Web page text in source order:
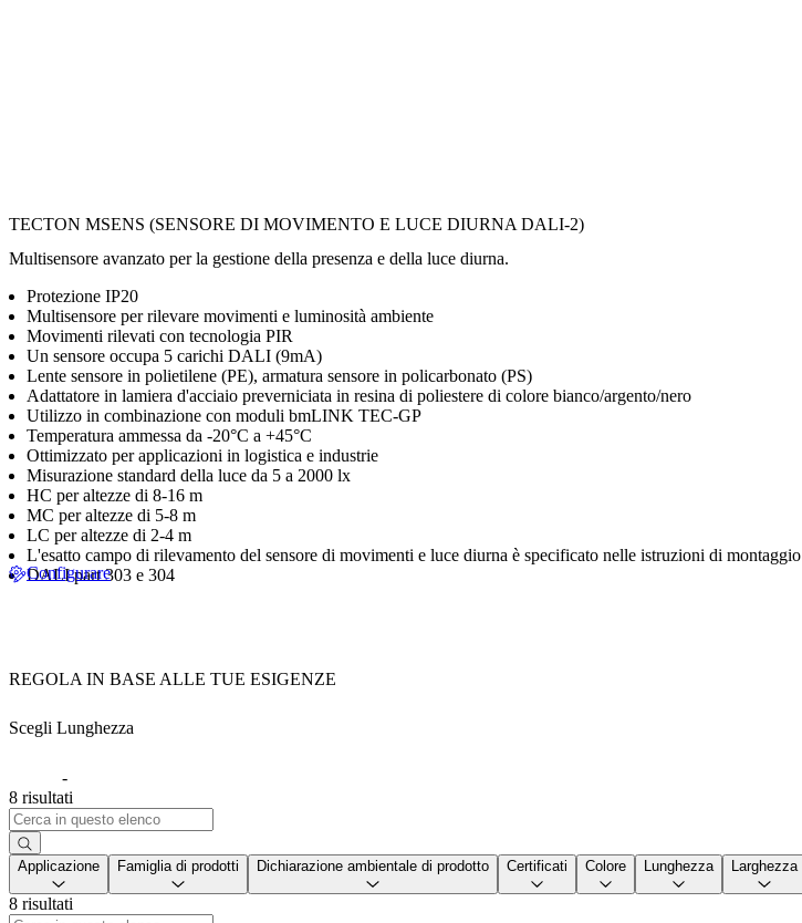
TECTON MSENS (SENSORE DI MOVIMENTO E LUCE DIURNA DALI-2)
Multisensore avanzato per la gestione della presenza e della luce diurna.
Protezione IP20
Multisensore per rilevare movimenti e luminosità ambiente
Movimenti rilevati con tecnologia PIR
Un sensore occupa 5 carichi DALI (9mA)
Lente sensore in polietilene (PE), armatura sensore in policarbonato (PS)
Adattatore in lamiera d'acciaio preverniciata in resina di poliestere di colore bianco/argento/nero
Utilizzo in combinazione con moduli bmLINK TEC-GP
Temperatura ammessa da -20°C a +45°C
Ottimizzato per applicazioni in logistica e industrie
Misurazione standard della luce da 5 a 2000 lx
HC per altezze di 8-16 m
MC per altezze di 5-8 m
LC per altezze di 2-4 m
L'esatto campo di rilevamento del sensore di movimenti e luce diurna è specificato nelle istruzioni di montaggio
DALI part 303 e 304
Configurare
REGOLA IN BASE ALLE TUE ESIGENZE
Scegli Lunghezza
-
8 risultati
Applicazione Famiglia di prodotti Dichiarazione ambientale di prodotto Certificati Colore Lunghezza Larghezza
8 risultati